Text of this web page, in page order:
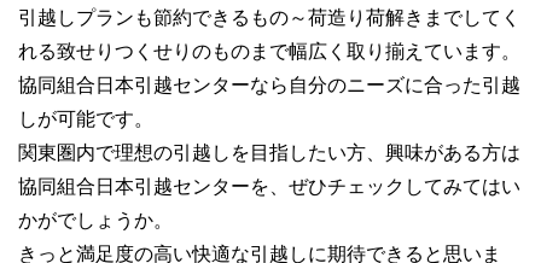
引越しプランも節約できるもの～荷造り荷解きまでしてく
れる致せりつくせりのものまで幅広く取り揃えています。
協同組合日本引越センターなら自分のニーズに合った引越
しが可能です。
関東圏内で理想の引越しを目指したい方、興味がある方は
協同組合日本引越センターを、ぜひチェックしてみてはい
かがでしょうか。
きっと満足度の高い快適な引越しに期待できると思いま